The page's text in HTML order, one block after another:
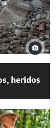
heridos